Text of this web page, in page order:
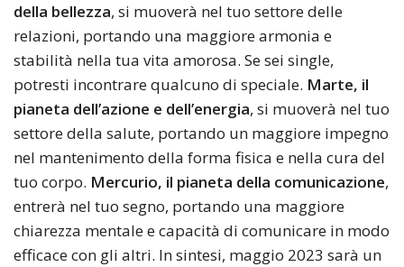
della bellezza, si muoverà nel tuo settore delle
relazioni, portando una maggiore armonia e
stabilità nella tua vita amorosa. Se sei single,
potresti incontrare qualcuno di speciale. Marte, il
pianeta dell’azione e dell’energia, si muoverà nel tuo
settore della salute, portando un maggiore impegno
nel mantenimento della forma fisica e nella cura del
tuo corpo. Mercurio, il pianeta della comunicazione,
entrerà nel tuo segno, portando una maggiore
chiarezza mentale e capacità di comunicare in modo
efficace con gli altri. In sintesi, maggio 2023 sarà un